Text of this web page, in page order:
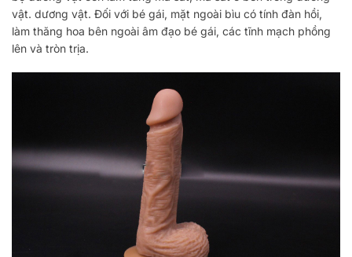
vật. dương vật. Đối với bé gái, mặt ngoài bìu có tính đàn hồi,
làm thăng hoa bên ngoài âm đạo bé gái, các tĩnh mạch phồng
lên và tròn trịa.